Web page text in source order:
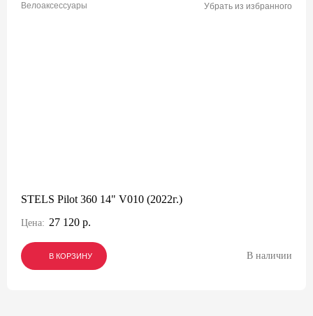
Велоаксессуары Убрать из избранного
STELS Pilot 360 14" V010 (2022г.)
Цена: 27 120 р.
В КОРЗИНУ
В КОРЗИНУ
В КОРЗИНУ В наличии